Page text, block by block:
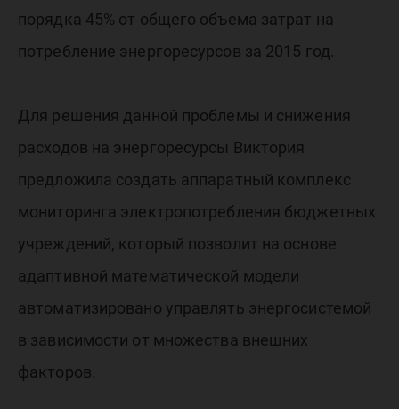
порядка 45% от общего объема затрат на
потребление энергоресурсов за 2015 год.
Для решения данной проблемы и снижения
расходов на энергоресурсы Виктория
предложила создать аппаратный комплекс
мониторинга электропотребления бюджетных
учреждений, который позволит на основе
адаптивной математической модели
автоматизировано управлять энергосистемой
в зависимости от множества внешних
факторов.